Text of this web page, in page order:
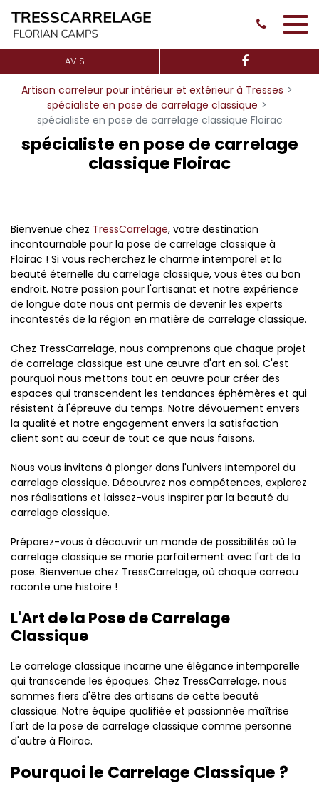
AVIS
Artisan carreleur pour intérieur et extérieur à Tresses
spécialiste en pose de carrelage classique
spécialiste en pose de carrelage classique Floirac
spécialiste en pose de carrelage
classique Floirac
Bienvenue chez TressCarrelage, votre destination
incontournable pour la pose de carrelage classique à
Floirac ! Si vous recherchez le charme intemporel et la
beauté éternelle du carrelage classique, vous êtes au bon
endroit. Notre passion pour l'artisanat et notre expérience
de longue date nous ont permis de devenir les experts
incontestés de la région en matière de carrelage classique.
Chez TressCarrelage, nous comprenons que chaque projet
de carrelage classique est une œuvre d'art en soi. C'est
pourquoi nous mettons tout en œuvre pour créer des
espaces qui transcendent les tendances éphémères et qui
résistent à l'épreuve du temps. Notre dévouement envers
la qualité et notre engagement envers la satisfaction
client sont au cœur de tout ce que nous faisons.
Nous vous invitons à plonger dans l'univers intemporel du
carrelage classique. Découvrez nos compétences, explorez
nos réalisations et laissez-vous inspirer par la beauté du
carrelage classique.
Préparez-vous à découvrir un monde de possibilités où le
carrelage classique se marie parfaitement avec l'art de la
pose. Bienvenue chez TressCarrelage, où chaque carreau
raconte une histoire !
L'Art de la Pose de Carrelage
Classique
Le carrelage classique incarne une élégance intemporelle
qui transcende les époques. Chez TressCarrelage, nous
sommes fiers d'être des artisans de cette beauté
classique. Notre équipe qualifiée et passionnée maîtrise
l'art de la pose de carrelage classique comme personne
d'autre à Floirac.
Pourquoi le Carrelage Classique ?